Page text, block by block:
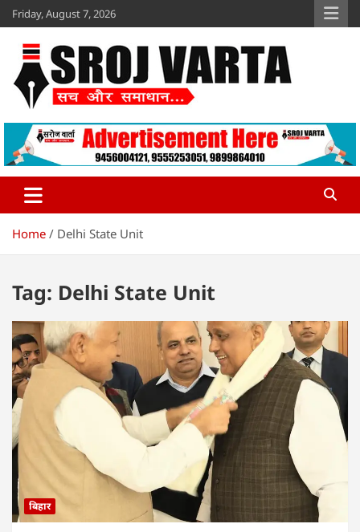
Skip
to
content
Friday, August 7, 2026
Sroj Varta
www.srojvarta.in
Home Delhi State Unit
Tag: Delhi State Unit
बिहार